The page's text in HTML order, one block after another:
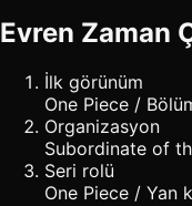
Evren Zaman
İlk görünüm
One Piece /
Organizasyon
Subordinate of
Seri rolü
One Piece / Yan